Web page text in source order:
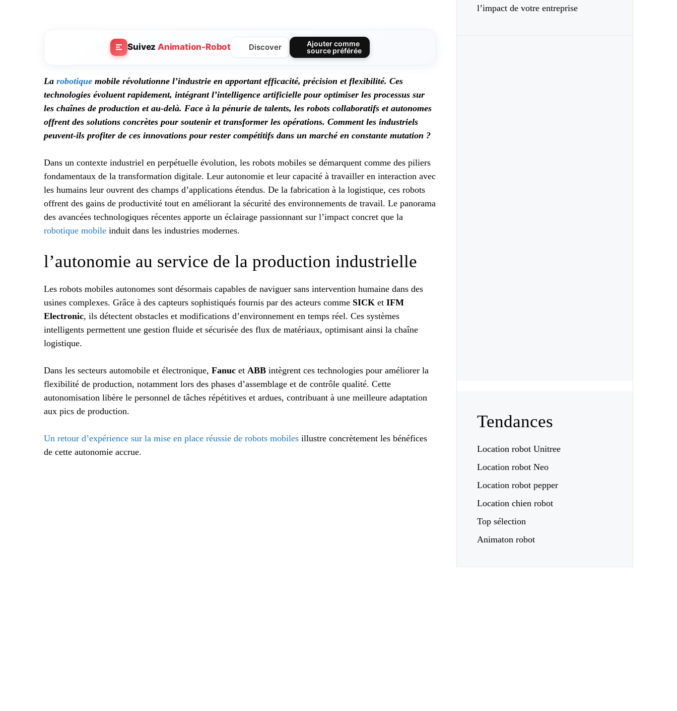
SuivezAnimation-Robot Discover
Ajouter comme
source préférée
La robotique mobile révolutionne l’industrie en apportant efficacité, précision et flexibilité. Ces
technologies évoluent rapidement, intégrant l’intelligence artificielle pour optimiser les processus sur
les chaînes de production et au-delà. Face à la pénurie de talents, les robots collaboratifs et autonomes
offrent des solutions concrètes pour soutenir et transformer les opérations. Comment les industriels
peuvent-ils profiter de ces innovations pour rester compétitifs dans un marché en constante mutation ?
Dans un contexte industriel en perpétuelle évolution, les robots mobiles se démarquent comme des piliers
fondamentaux de la transformation digitale. Leur autonomie et leur capacité à travailler en interaction avec
les humains leur ouvrent des champs d’applications étendus. De la fabrication à la logistique, ces robots
offrent des gains de productivité tout en améliorant la sécurité des environnements de travail. Le panorama
des avancées technologiques récentes apporte un éclairage passionnant sur l’impact concret que la
robotique mobile induit dans les industries modernes.
l’autonomie au service de la production industrielle
Les robots mobiles autonomes sont désormais capables de naviguer sans intervention humaine dans des
usines complexes. Grâce à des capteurs sophistiqués fournis par des acteurs comme SICK et IFM
Electronic, ils détectent obstacles et modifications d’environnement en temps réel. Ces systèmes
intelligents permettent une gestion fluide et sécurisée des flux de matériaux, optimisant ainsi la chaîne
logistique.
Dans les secteurs automobile et électronique, Fanuc et ABB intègrent ces technologies pour améliorer la
flexibilité de production, notamment lors des phases d’assemblage et de contrôle qualité. Cette
autonomisation libère le personnel de tâches répétitives et ardues, contribuant à une meilleure adaptation
aux pics de production.
Un retour d’expérience sur la mise en place réussie de robots mobiles illustre concrètement les bénéfices
de cette autonomie accrue.
l’impact de votre entreprise
Tendances
Location robot Unitree
Location robot Neo
Location robot pepper
Location chien robot
Top sélection
Animaton robot